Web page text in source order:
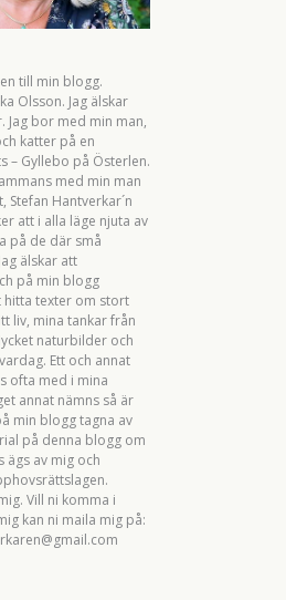
till min blogg.
Olsson. Jag älskar
Jag bor med min man,
katter på en
– Gyllebo på Österlen.
med min man
Stefan Hantverkar´n
att i alla läge njuta av
på de där små
älskar att
på min blogg
hitta texter om stort
liv, mina tankar från
naturbilder och
Ett och annat
ofta med i mina
annat nämns så är
min blogg tagna av
på denna blogg om
ägs av mig och
Vill ni komma i
kan ni maila mig på: